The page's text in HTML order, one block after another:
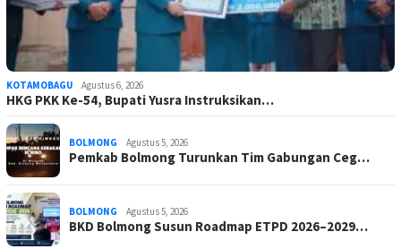
KOTAMOBAGU Agustus 6, 2026
HKG PKK Ke-54, Bupati Yusra Instruksikan…
BOLMONG Agustus 5, 2026
Pemkab Bolmong Turunkan Tim Gabungan Ceg…
BOLMONG Agustus 5, 2026
BKD Bolmong Susun Roadmap ETPD 2026–2029…